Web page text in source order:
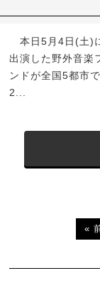
本日5月4日(土)
出演した野外音楽
ンドが全国5都市
2...
«